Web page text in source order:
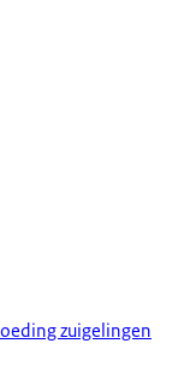
zuigelingen